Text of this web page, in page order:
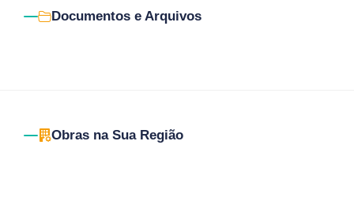
Documentos e Arquivos
Obras na Sua Região